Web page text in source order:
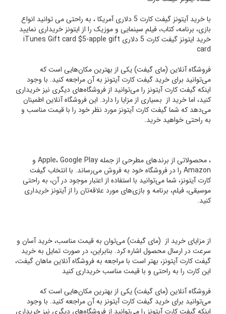
با خرید آیتونز گیفت کارت 5 دلاری آمریکا ، به راحتی می توانید انواع
بازی، برنامه، کتاب، فیلم سینمایی و موزیک را از ایتونز خریداری نمایید
خرید ایتونز گیفت کارت 5 دلاری iTunes Gift card $5-apple gift
card
فروشگاه آنلاین (مای گیفت) یکی از بهترین مکان‌هایی است که
می‌توانید برای خرید گیفت کارت آیتونز به آن مراجعه کنید. با وجود
اینکه گیفت کارت آیتونز را می‌توانید از فروشگاه‌های دیگری نیز خریداری
کنید، اما خرید از بسیاری از مزایا را دارد. این فروشگاه آنلاین اطمینان
می‌دهد که شما گیفت کارت آیتونز مورد نظر خود را با قیمت مناسب و
به راحتی خواهید خرید.
، محصولاتی از برندهای مطرحی از جمله Apple، Google Play و
Amazon را در فروشگاه خود به فروش می‌رساند. با انتخاب گیفت
کارت آیتونز، شما می‌توانید با استفاده از اعتبار موجود در آن، به راحتی
موسیقی، فیلم، برنامه و بازی‌های مورد علاقه‌تان را از آیتونز خریداری
کنید.
از مزایای خرید از (مای گیفت) می‌توان به قیمت مناسب، خرید آسان و
سرعت در ارسال محصول اشاره کرد. بنابراین، در صورت تمایل به خرید
گیفت کارت آیتونز، بهتر است با مراجعه به فروشگاه آنلاین ماهان گیفت،
این کارت را به راحتی و با قیمت مناسب خریداری کنید
فروشگاه آنلاین (مای گیفت) یکی از بهترین مکان‌هایی است که
می‌توانید برای خرید گیفت کارت آیتونز به آن مراجعه کنید. با وجود
اینکه گیفت کارت آیتونز را می‌توانید از فروشگاه‌های دیگری نیز خریداری